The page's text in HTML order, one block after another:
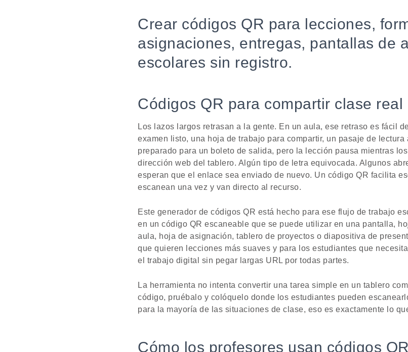
Crear códigos QR para lecciones,
asignaciones, entregas, pantallas de
escolares sin registro.
Códigos QR para compartir clase real
Los lazos largos retrasan a la gente. En un aula, ese retraso es fácil
examen listo, una hoja de trabajo para compartir, un pasaje de
preparado para un boleto de salida, pero la lección pausa mientras
dirección web del tablero. Algún tipo de letra equivocada. Algunos
esperan que el enlace sea enviado de nuevo. Un código QR facilita
escanean una vez y van directo al recurso.
Este generador de códigos QR está hecho para ese flujo de trabajo
en un código QR escaneable que se puede utilizar en una pantalla,
aula, hoja de asignación, tablero de proyectos o diapositiva de
que quieren lecciones más suaves y para los estudiantes que
el trabajo digital sin pegar largas URL por todas partes.
La herramienta no intenta convertir una tarea simple en un tablero
código, pruébalo y colóquelo donde los estudiantes pueden
para la mayoría de las situaciones de clase, eso es exactamente lo
Cómo los profesores usan códigos